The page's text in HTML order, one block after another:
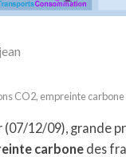
CO2, empreinte carbone
(07/12/09), grande
carbone des